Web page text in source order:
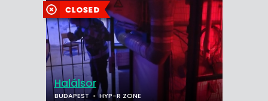
Halálsor
BUDAPEST HYP-R ZONE